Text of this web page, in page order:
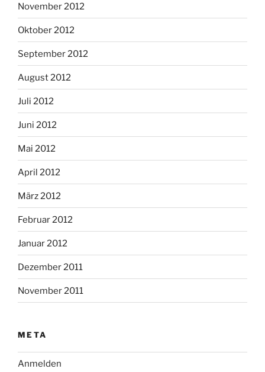
November 2012
Oktober 2012
September 2012
August 2012
Juli 2012
Juni 2012
Mai 2012
April 2012
März 2012
Februar 2012
Januar 2012
Dezember 2011
November 2011
META
Anmelden